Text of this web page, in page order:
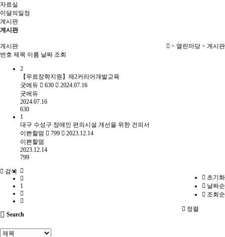
자료실
이달의일정
게시판
게시판
> 열린마당 > 게시판
게시판
번호 제목 이름 날짜 조회
2
【무료장학지원】제2커리어개발교육
굿에듀
630
2024.07.16
굿에듀
2024.07.16
630
1
대구 수성구 장애인 편의시설 개선을 위한 건의서
이쁜할멈
799
2023.12.14
이쁜할멈
2023.12.14
799
초기화
날짜순
조회순
정렬
검색
1
Search